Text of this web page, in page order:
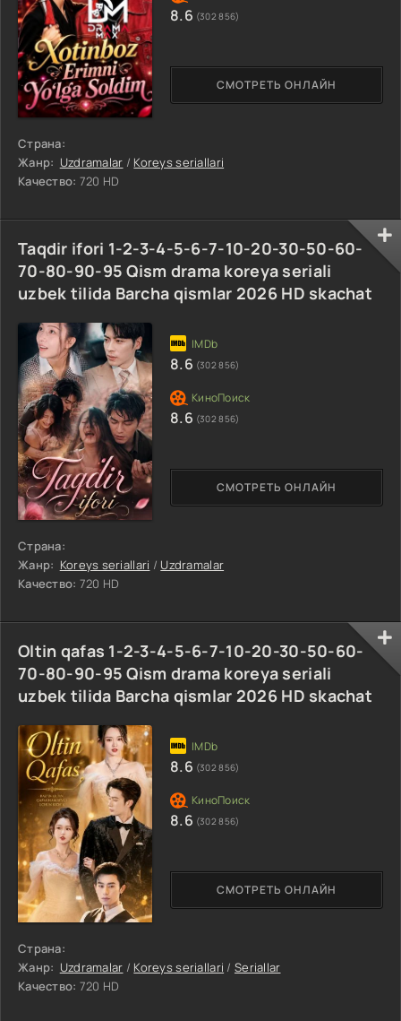
Страна:
Жанр: Uzdramalar / Koreys seriallari
Качество: 720 HD
СМОТРЕТЬ ОНЛАЙН
8.6 (302 856)
Taqdir ifori 1-2-3-4-5-6-7-10-20-30-50-60-
70-80-90-95 Qism drama koreya seriali
uzbek tilida Barcha qismlar 2026 HD skachat
Страна:
Жанр: Koreys seriallari / Uzdramalar
Качество: 720 HD
СМОТРЕТЬ ОНЛАЙН
8.6 (302 856)
8.6 (302 856)
Oltin qafas 1-2-3-4-5-6-7-10-20-30-50-60-
70-80-90-95 Qism drama koreya seriali
uzbek tilida Barcha qismlar 2026 HD skachat
Страна:
Жанр: Uzdramalar / Koreys seriallari / Seriallar
Качество: 720 HD
СМОТРЕТЬ ОНЛАЙН
8.6 (302 856)
8.6 (302 856)